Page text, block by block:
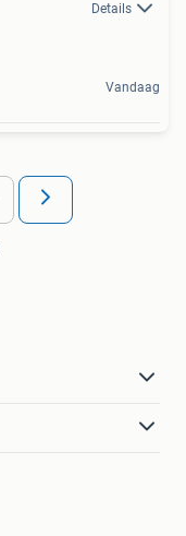
Details
Vandaag